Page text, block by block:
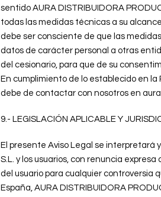
sentido AURA DISTRIBUIDORA
todas las medidas técnicas a su
debe ser consciente de que las
datos de carácter personal a otras
del cesionario, para que de su
En cumplimiento de lo establecido en
debe de contactar con nosotros en
9.- LEGISLACIÓN APLICABLE Y
El presente Aviso Legal se interpretará
S.L. y los usuarios, con renuncia
del usuario para cualquier controversia
España, AURA DISTRIBUIDORA